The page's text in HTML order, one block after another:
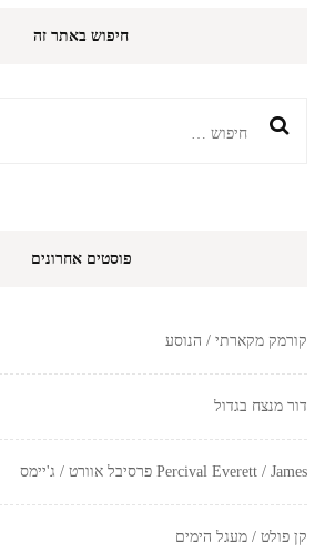
חיפוש באתר זה
חיפוש:
פוסטים אחרונים
קורמק מקארתי / הנוסע
דור מנצח בגדול
Percival Everett / James פרסיבל אוורט / ג'יימס
קן פולט / מעגל הימים